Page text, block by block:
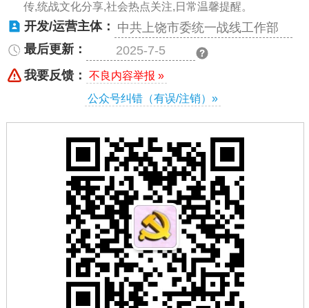
传,统战文化分享,社会热点关注,日常温馨提醒。
开发/运营主体： 中共上饶市委统一战线工作部
最后更新：
2025-7-5
我要反馈：
不良内容举报 »
公众号纠错（有误/注销）»